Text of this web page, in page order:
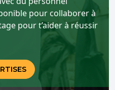
pour collaborer à
pour t’aider à réussir